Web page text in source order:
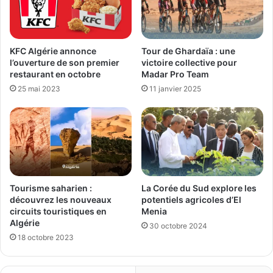
KFC Algérie annonce
l’ouverture de son premier
restaurant en octobre
25 mai 2023
Tour de Ghardaïa : une
victoire collective pour
Madar Pro Team
11 janvier 2025
Tourisme saharien :
découvrez les nouveaux
circuits touristiques en
Algérie
18 octobre 2023
La Corée du Sud explore les
potentiels agricoles d’El
Menia
30 octobre 2024